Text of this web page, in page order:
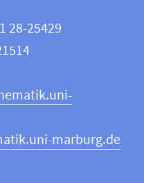
28-25429
marburg.de